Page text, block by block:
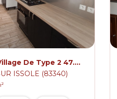
Maison de Village De Type 2 47.00m² Meublé et Climatisé FLASSANS SUR ISSOLE
ISSOLE (83340)